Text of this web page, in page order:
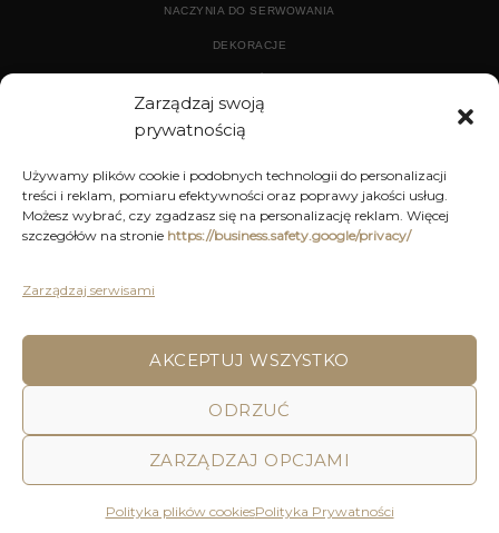
Zarządzaj swoją
prywatnością
Używamy plików cookie i podobnych technologii do personalizacji
treści i reklam, pomiaru efektywności oraz poprawy jakości usług.
Możesz wybrać, czy zgadzasz się na personalizację reklam. Więcej
szczegółów na stronie https://business.safety.google/privacy/
Zarządzaj serwisami
AKCEPTUJ WSZYSTKO
ODRZUĆ
ZARZĄDZAJ OPCJAMI
Polityka plików cookiesPolityka Prywatności
NACZYNIA DO SERWOWANIA
DEKORACJE
DEKORACJE
KUCHNIA
POLITYKA PRYWATNOŚCI
REGULAMIN SKLEPU ON-LINE
DECOR AND YOU
Decor & You | Home Decorations | Home Accessories |
Shark Media